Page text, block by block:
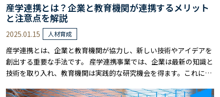
産学連携とは？企業と教育機関が連携するメリット
と注意点を解説
2025.01.15 人材育成
産学連携とは、企業と教育機関が協力し、新しい技術やアイデアを
創出する重要な手法です。 産学連携事業では、企業は最新の知識と
技術を取り入れ、教育機関は実践的な研究機会を得ます。これによ